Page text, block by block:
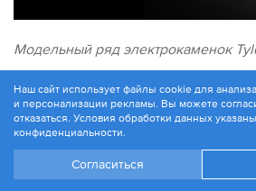
Модельный ряд электрокаменок
ПечиTylo Sense , вобравшие
Парогенераторы для хамама
Симбиоз парогенератора и
Пульт управленияEliteс
Наш сайт использует файлы cookie для
и персонализации рекламы. Вы можете
отказаться. Условия обработки данных
конфиденциальности.
Согласиться